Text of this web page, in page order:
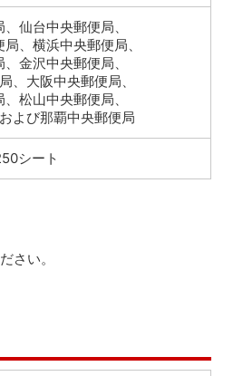
仙台中央郵便局、
、横浜中央郵便局、
金沢中央郵便局、
、大阪中央郵便局、
松山中央郵便局、
よび那覇中央郵便局
シート
さい。